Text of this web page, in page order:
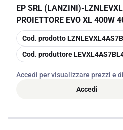
EP SRL (LANZINI)-
PROIETTORE EVO XL 400W
copia
Cod. prodotto
copia
Cod. produttore
Accedi per visualizzare prezzi e
Accedi